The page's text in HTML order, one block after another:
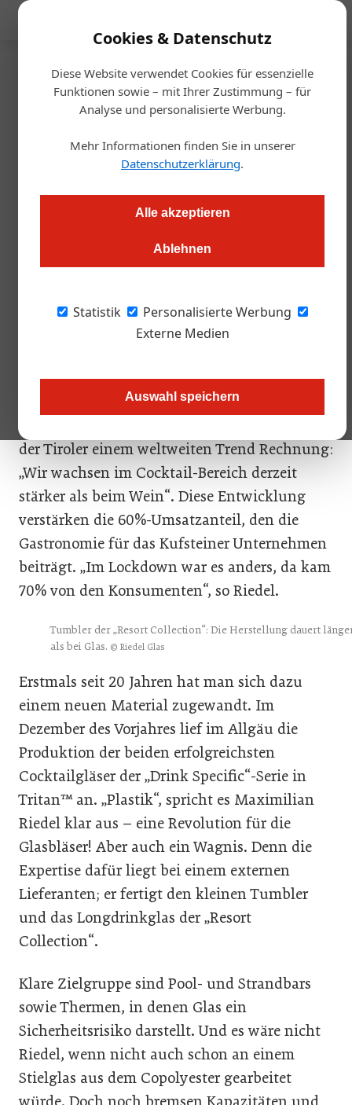
Cookies & Datenschutz
Diese Website verwendet Cookies für essenzielle
Funktionen sowie – mit Ihrer Zustimmung – für
Analyse und personalisierte Werbung.
Mehr Informationen finden Sie in unserer
Datenschutzerklärung.
Alle akzeptieren
Ablehnen
Statistik
Personalisierte Werbung
Externe Medien
Auswahl speichern
Startseite/Handel & Hersteller
Neu am Markt
Kunststoff: Riedel Glas wird
unzerbrechlich
20.03.2024, 13:36 Uhr
Mit einer Serie aus Kunststoff verblüfft die Glasmanufaktur.
Es gibt kaum ein Gespräch mit Maximilian
keine neuen Gläser mit hätte. Mit den
Neuheiten 2024 richtet man sich aber
der Tiroler einem weltweiten Trend Rechnung:
„Wir wachsen im Cocktail-Bereich derzeit
stärker als beim Wein“. Diese Entwicklung
verstärken die 60%-Umsatzanteil, den die
Gastronomie für das Kufsteiner Unternehmen
beiträgt. „Im Lockdown war es anders, da kam
70% von den Konsumenten“, so Riedel.
Tumbler der „Resort Collection“: Die Herstellung dauert
als bei Glas. © Riedel Glas
Erstmals seit 20 Jahren hat man sich dazu
einem neuen Material zugewandt. Im
Dezember des Vorjahres lief im Allgäu die
Produktion der beiden erfolgreichsten
Cocktailgläser der „Drink Specific“-Serie in
Tritan™ an. „Plastik“, spricht es Maximilian
Riedel klar aus – eine Revolution für die
Glasbläser! Aber auch ein Wagnis. Denn die
Expertise dafür liegt bei einem externen
Lieferanten; er fertigt den kleinen Tumbler
und das Longdrinkglas der „Resort
Collection“.
Klare Zielgruppe sind Pool- und Strandbars
sowie Thermen, in denen Glas ein
Sicherheitsrisiko darstellt. Und es wäre nicht
Riedel, wenn nicht auch schon an einem
Stielglas aus dem Copolyester gearbeitet